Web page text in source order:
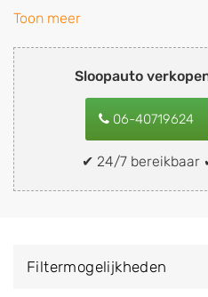
Sloopauto
06-40719624
✔ 24/7 bereikbaar
lijst die gespecialiseerd is in
de inkoop van sloopauto's,
tweedehands auto's (ook
uw auto, camper,
snel en eenvoudig verkopen
demontagebedrijf in de
naar de sloop of deze liever
van Montfort en ontvang
Toon meer
Filtermogelijkheden